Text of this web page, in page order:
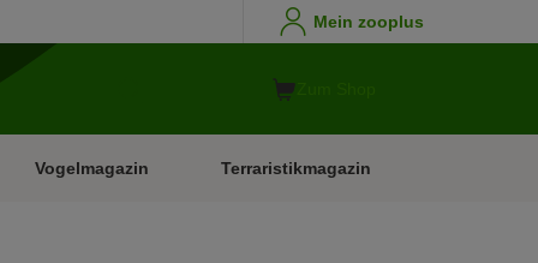
Mein zooplus
Vogelmagazin Terraristikmagazin